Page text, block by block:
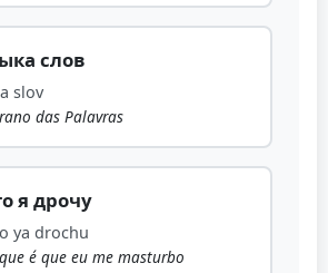
слов
slov
das Palavras
я дрочу
ya drochu
é que eu me masturbo